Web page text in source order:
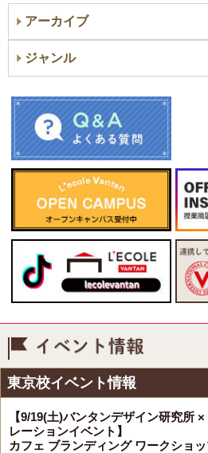
アーカイブ
ジャンル
東京校イベント情報
【9/19(土)バンタンデザイン研究所
レーションイベント】
カフェ ブランディング ワークショ